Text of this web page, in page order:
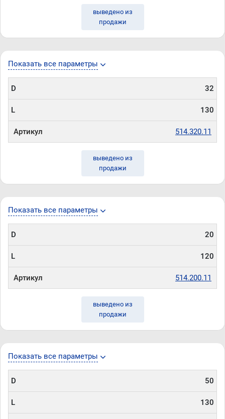
выведено из
продажи
Показать все параметры
D 32
L 130
Артикул 514.320.11
выведено из
продажи
Показать все параметры
D 20
L 120
Артикул 514.200.11
выведено из
продажи
Показать все параметры
D 50
L 130